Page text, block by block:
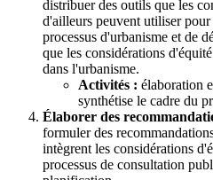
distribuer des outils que les
d'ailleurs peuvent utiliser
processus d'urbanisme et de
que les considérations
dans l'urbanisme.
Activités : élaboration
synthétise le cadre du
Élaborer des
formuler des
intègrent les considérations
processus de consultation